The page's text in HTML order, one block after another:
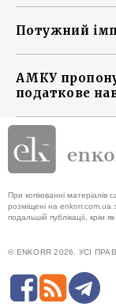
Потужний
АМКУ
податкове
При копіюванні матеріалів
розміщені на enkorr.com.ua
подальшій публікації, крім
© ENKORR 2026. УСІ